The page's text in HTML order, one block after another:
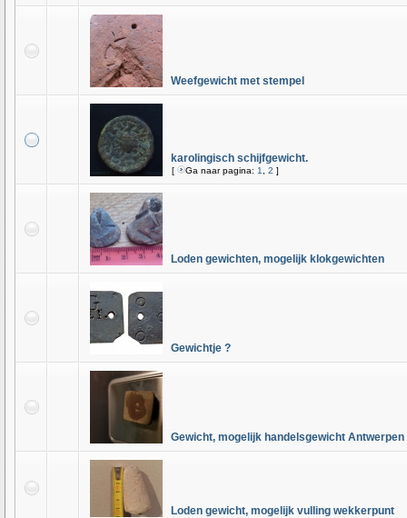
Weefgewicht met stempel
karolingisch schijfgewicht.
[ Ga naar pagina: 1 2 ]
Loden gewichten, mogelijk klokgewichten
Gewichtje ?
Gewicht, mogelijk handelsgewicht Antwerpen
Loden gewicht, mogelijk vulling wekkerpunt